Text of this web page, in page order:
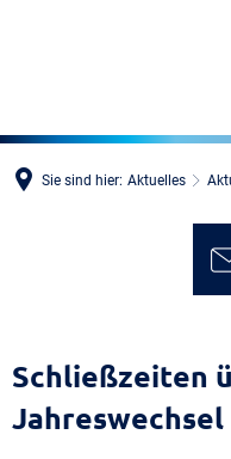
Sie sind hier: Aktuelles
Schließzeiten
Jahreswechsel